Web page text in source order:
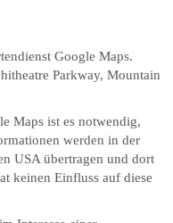
Google Maps.
Parkway, Mountain
Maps ist es notwendig,
werden in der
USA übertragen und dort
keinen Einfluss auf diese